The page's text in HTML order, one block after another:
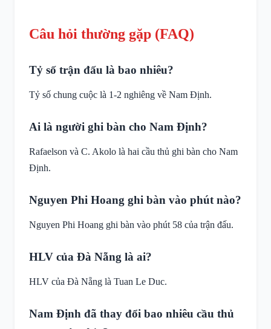
Câu hỏi thường gặp (FAQ)
Tỷ số trận đấu là bao nhiêu?
Tỷ số chung cuộc là 1-2 nghiêng về Nam Định.
Ai là người ghi bàn cho Nam Định?
Rafaelson và C. Akolo là hai cầu thủ ghi bàn cho Nam
Định.
Nguyen Phi Hoang ghi bàn vào phút nào?
Nguyen Phi Hoang ghi bàn vào phút 58 của trận đấu.
HLV của Đà Nẵng là ai?
HLV của Đà Nẵng là Tuan Le Duc.
Nam Định đã thay đổi bao nhiêu cầu thủ